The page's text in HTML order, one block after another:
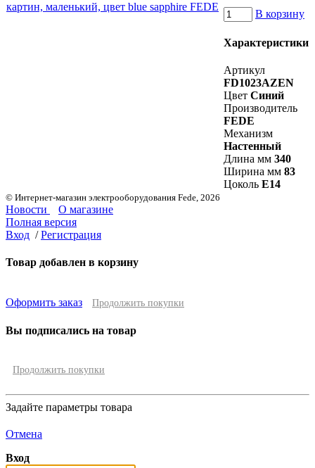
В корзину
Характеристики
Артикул
FD1023AZEN
Цвет Синий
Производитель
FEDE
Механизм
Настенный
Длина мм 340
Ширина мм 83
Цоколь E14
© Интернет-магазин электрооборудования Fede, 2026
Новости
О магазине
Полная версия
Вход / Регистрация
Товар добавлен в корзину
Оформить заказ Продолжить покупки
Вы подписались на товар
Продолжить покупки
Задайте параметры товара
Отмена
Вход